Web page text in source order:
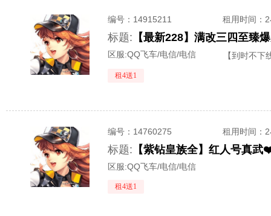
编号： 14915211 租用时间 ：
标题:
区服:QQ飞车/电信/电信 【到时不下
租4送1
编号： 14760275 租用时间 ：
标题: 【紫钻皇族全】红人号真
区服:QQ飞车/电信/电信
租4送1